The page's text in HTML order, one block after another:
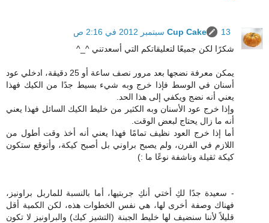
Cup Cake
13 سبتمبر 2012 في 2:16 ص
شكرًا لكن جميعًا لتعليقاتكم التي أسعدتني ^_^
يمكن معرفة نضجها بعد مرور نصف ساعة أو 25 دقيقة، ادخلي عود
أسنان في الوسط فإذا خرج وبه شيء بسيط جدًا من الكيك فهذا
يعني أنه نضج ويكفي إلى هذا الحد.
وإذا خرج عود الأسنان وبه الكثير من خليط الكيك السائل فهذا يعني
أنه ما زال يحتاج لبعض الوقت.
أما إذا خرج العود نظيف تمامًا فهذا يعني أنه أخذ وقت أطول من
اللازم في الفرن، ولم يصبح براوني بل أصبح كيكة، وأتوقع ستكون
كيكة ثقيلة وناشفة نوعًا ما :)
- سعيدة جدًا لكِ أختي أنكِ جربتيها، أما بالنسبة للماربل براونيز،
فهناك وصفة أخرى لها، هي نفس الخطوات هذه، لكن الكمية أقل
قليلاً لأننا سنضيف لها خليط الجبنة (التشيز كيك) والبراونيز لا تكون